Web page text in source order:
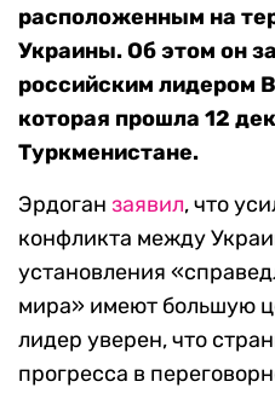
расположенным на
Украины. Об этом он
российским лидером
которая прошла 12
Туркменистане.
Эрдоган заявил, что
конфликта между
установления
мира» имеют большую
лидер уверен, что
прогресса в